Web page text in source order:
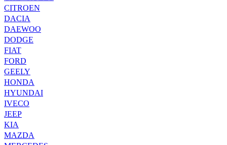
CITROEN
DACIA
DAEWOO
DODGE
FIAT
FORD
GEELY
HONDA
HYUNDAI
IVECO
JEEP
KIA
MAZDA